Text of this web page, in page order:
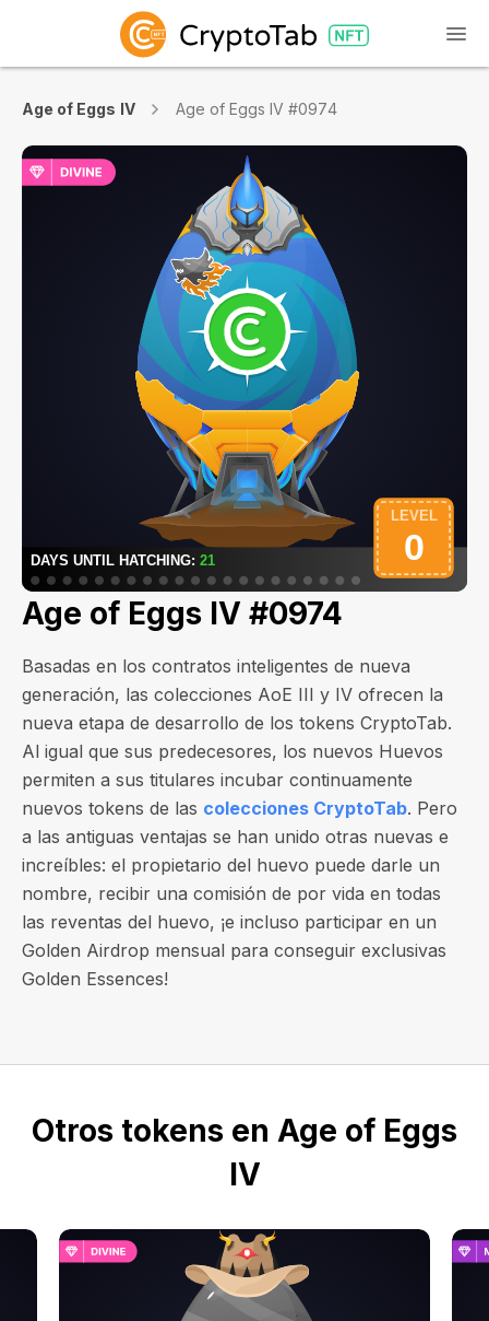
Age of Eggs IV Age of Eggs IV #0974
Age of Eggs IV #0974
Basadas en los contratos inteligentes de nueva
generación, las colecciones AoE III y IV ofrecen la
nueva etapa de desarrollo de los tokens CryptoTab.
Al igual que sus predecesores, los nuevos Huevos
permiten a sus titulares incubar continuamente
nuevos tokens de las colecciones CryptoTab. Pero
a las antiguas ventajas se han unido otras nuevas e
increíbles: el propietario del huevo puede darle un
nombre, recibir una comisión de por vida en todas
las reventas del huevo, ¡e incluso participar en un
Golden Airdrop mensual para conseguir exclusivas
Golden Essences!
Otros tokens en Age of Eggs
IV